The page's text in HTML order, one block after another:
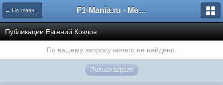
← На главную F1-Mania.ru - Международный чемпионат по симрейсингу
Публикации Евгений Козлов
По вашему запросу ничего не найдено.
Полная версия